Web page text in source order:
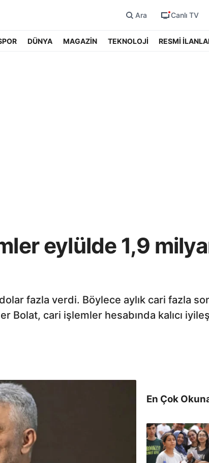
Ara Canlı TV
DÜNYA MAGAZİN TEKNOLOJİ RESMİ
eylülde 1,9
fazla verdi. Böylece aylık cari fazla
Bolat, cari işlemler hesabında kalıcı
En Çok